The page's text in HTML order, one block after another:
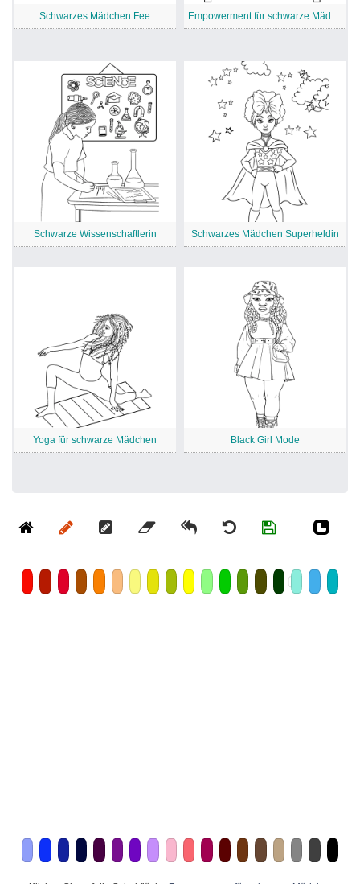
Schwarzes Mädchen Fee Empowerment für schwarze Mädchen
Schwarze Wissenschaftlerin Schwarzes Mädchen Superheldin
Yoga für schwarze Mädchen Black Girl Mode